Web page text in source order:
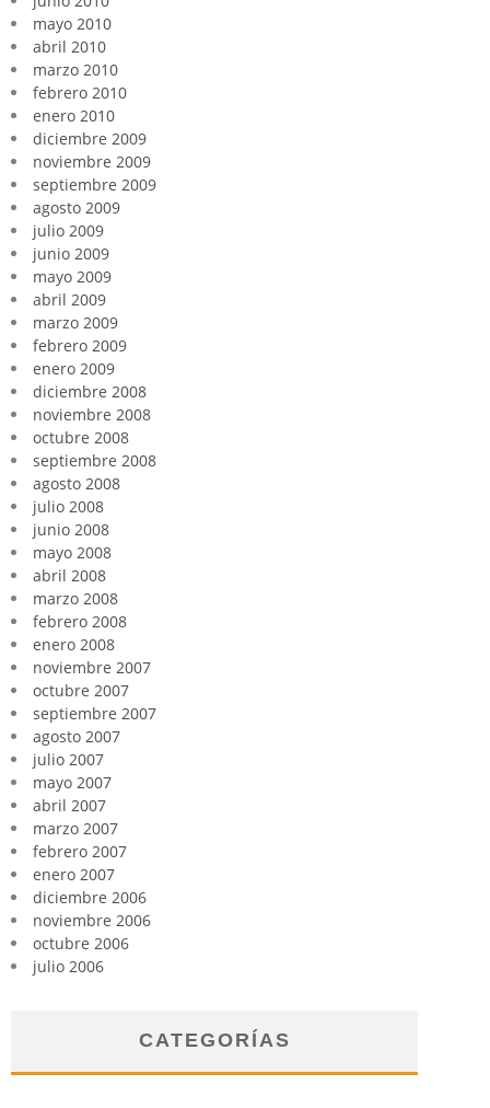
mayo 2010
abril 2010
marzo 2010
febrero 2010
enero 2010
diciembre 2009
noviembre 2009
septiembre 2009
agosto 2009
julio 2009
junio 2009
mayo 2009
abril 2009
marzo 2009
febrero 2009
enero 2009
diciembre 2008
noviembre 2008
octubre 2008
septiembre 2008
agosto 2008
julio 2008
junio 2008
mayo 2008
abril 2008
marzo 2008
febrero 2008
enero 2008
noviembre 2007
octubre 2007
septiembre 2007
agosto 2007
julio 2007
mayo 2007
abril 2007
marzo 2007
febrero 2007
enero 2007
diciembre 2006
noviembre 2006
octubre 2006
julio 2006
CATEGORÍAS